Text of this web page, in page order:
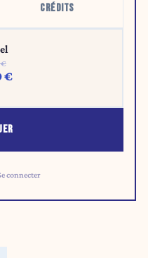
CRÉDITS
€
€
connecter